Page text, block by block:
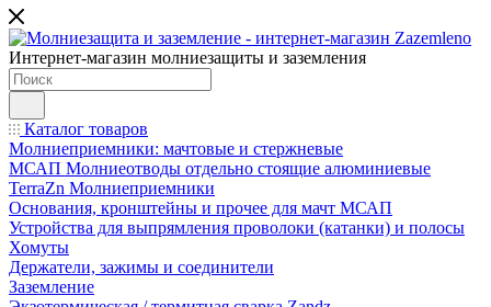
Интернет-магазин молниезащиты и заземления
Каталог товаров
Молниеприемники: мачтовые и стержневые
МСАП Молниеотводы отдельно стоящие алюминиевые
TerraZn Молниеприемники
Основания, кронштейны и прочее для мачт МСАП
Устройства для выпрямления проволоки (катанки) и полосы
Хомуты
Держатели, зажимы и соединители
Заземление